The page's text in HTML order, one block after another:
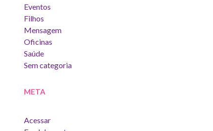
Eventos
Filhos
Mensagem
Oficinas
Saúde
Sem categoria
META
Acessar